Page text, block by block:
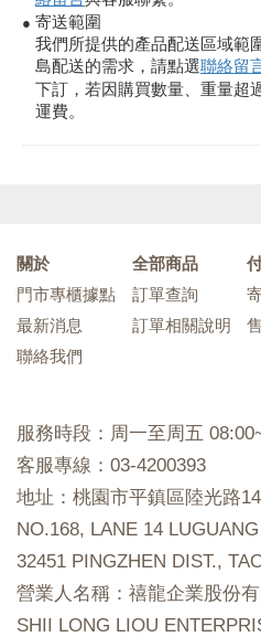
● 寄送範圍
我們所提供的產品配送區域範
島配送的需求，請點選聯絡留
下訂，若因購買數量、重量超
運費。
關於
門市專櫃據點
最新消息
聯絡我們
全部商品
訂單查詢
訂單相關說明
服務時段：周一至周五
客服專線：03-4200393
地址：桃園市平鎮區陸光路
NO.168, LANE 14
32451 PINGZHEN DIST.,
營業人名稱：禧龍企業股份有
SHII LONG LIOU